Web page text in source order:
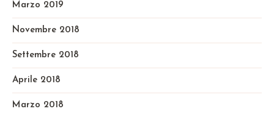
Marzo 2019
Novembre 2018
Settembre 2018
Aprile 2018
Marzo 2018